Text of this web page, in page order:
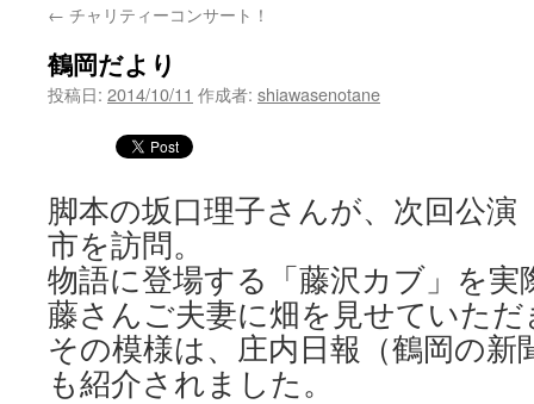
ン
ツ
へ
キ
プ
← チャリティーコンサート！
鶴岡だより
投稿日: 2014/10/11 作成者: shiawasenotane
脚本の坂口理子さんが、次回公演
市を訪問。
物語に登場する「藤沢カブ」を
藤さんご夫妻に畑を見せていた
その模様は、庄内日報（鶴岡の
も紹介されました。